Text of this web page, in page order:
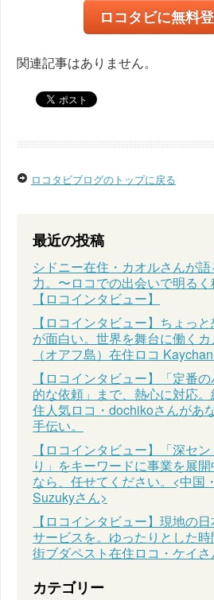
ロコタビに無料
関連記事はありません。
ロコタビブログのトップに戻る
最近の投稿
シドニー在住・カオルさんが
力。〜ロコでの出会いで明る
【ロコインタビュー】
【ロコインタビュー】ちょっ
が面白い。世界を舞台に働く
（オアフ島）在住ロコ
【ロコインタビュー】「定番
的な依頼」まで、熱心に対応
住人気ロコ・dochikoさんがあ
手伝い。
【ロコインタビュー】「深セ
り」をキーワードに事業を展
なら、任せてください。<中国
Suzukyさん>
【ロコインタビュー】現地の
サービスを。ゆったりとした
街ブダペスト在住ロコ・ケイさ
カテゴリー